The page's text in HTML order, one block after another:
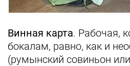
Винная карта. Рабочая,
бокалам, равно, как и
(румынский совиньон